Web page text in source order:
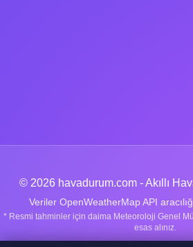
© 2026 havadurum.com - Akıllı
Veriler OpenWeatherMap API
* Resmi tahminler için daima Meteoroloji Genel
esas alınız.